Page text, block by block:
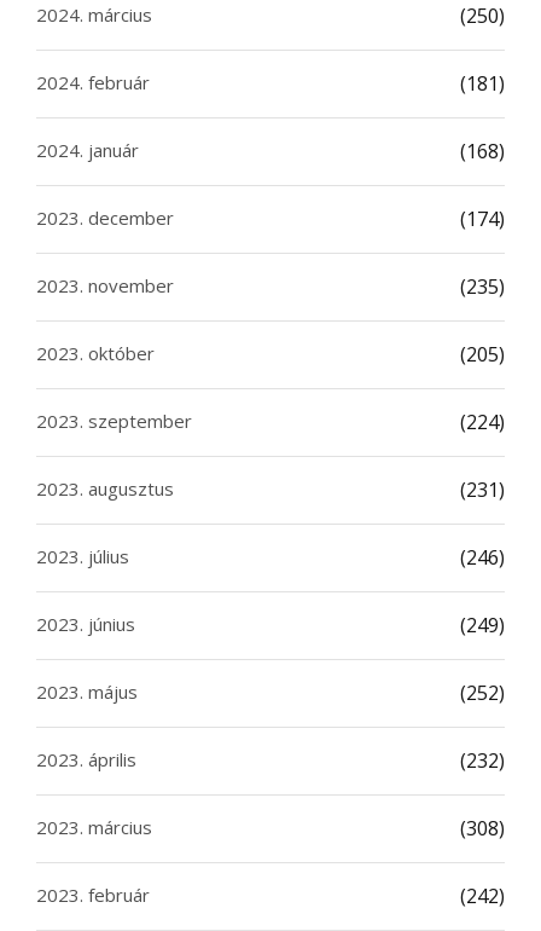
2024. március (250)
2024. február (181)
2024. január (168)
2023. december (174)
2023. november (235)
2023. október (205)
2023. szeptember (224)
2023. augusztus (231)
2023. július (246)
2023. június (249)
2023. május (252)
2023. április (232)
2023. március (308)
2023. február (242)